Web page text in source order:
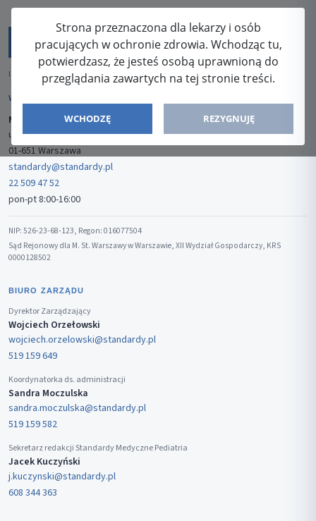
Strona przeznaczona dla lekarzy i osób
pracujących w ochronie zdrowia. Wchodząc tu,
potwierdzasz, że jesteś osobą uprawnioną do
przeglądania zawartych na tej stronie treści.
WCHODZĘ REZYGNUJĘ
ISSN: 2080-5438
WYDAWCA
Media-Press Sp. z o.o.
ul. Gwiaździsta 7B/8
01-651 Warszawa
standardy@standardy.pl
22 509 47 52
pon-pt 8:00-16:00
NIP: 526-23-68-123, Regon: 016077504
Sąd Rejonowy dla M. St. Warszawy w Warszawie, XII Wydział Gospodarczy, KRS
0000128502
BIURO ZARZĄDU
Dyrektor Zarządzający
Wojciech Orzełowski
wojciech.orzelowski@standardy.pl
519 159 649
Koordynatorka ds. administracji
Sandra Moczulska
sandra.moczulska@standardy.pl
519 159 582
Sekretarz redakcji Standardy Medyczne Pediatria
Jacek Kuczyński
j.kuczynski@standardy.pl
608 344 363